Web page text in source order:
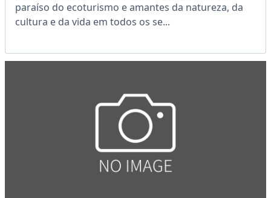
paraíso do ecoturismo e amantes da natureza, da
cultura e da vida em todos os se...